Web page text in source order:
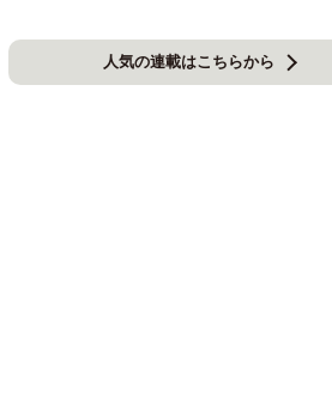
人気の連載はこちらから